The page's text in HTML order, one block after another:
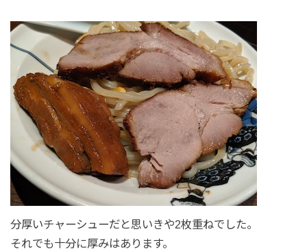
分厚いチャーシューだと思いきや2枚重ねでした。
それでも十分に厚みはあります。